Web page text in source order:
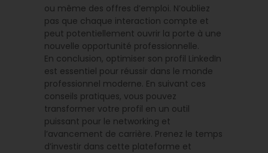
ou même des offres d’emploi. N’oubliez
pas que chaque interaction compte et
peut potentiellement ouvrir la porte à une
nouvelle opportunité professionnelle.
En conclusion, optimiser son profil LinkedIn
est essentiel pour réussir dans le monde
professionnel moderne. En suivant ces
conseils pratiques, vous pouvez
transformer votre profil en un outil
puissant pour le networking et
l’avancement de carrière. Prenez le temps
d’investir dans cette plateforme et